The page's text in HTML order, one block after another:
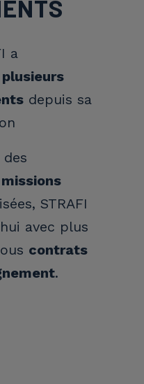
a
plusieurs
depuis sa
missions
STRAFI
avec plus
contrats
.